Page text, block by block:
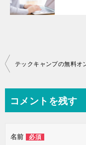
投
ビ
ー
コメントを残す
名前 必須